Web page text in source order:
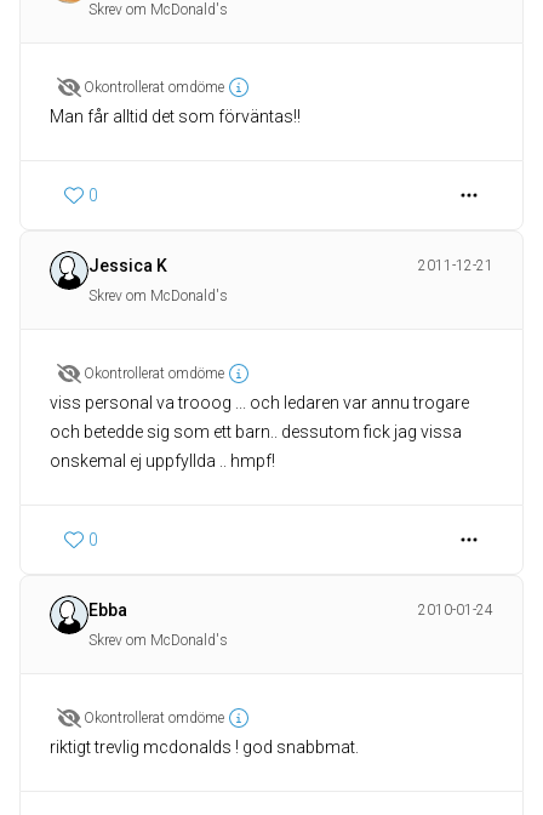
Skrev om McDonald's
Okontrollerat omdöme
Man får alltid det som förväntas!!
0
Jessica K
2011-12-21
Skrev om McDonald's
Okontrollerat omdöme
viss personal va trooog ... och ledaren var annu trogare
och betedde sig som ett barn.. dessutom fick jag vissa
onskemal ej uppfyllda .. hmpf!
0
Ebba
2010-01-24
Skrev om McDonald's
Okontrollerat omdöme
riktigt trevlig mcdonalds ! god snabbmat.